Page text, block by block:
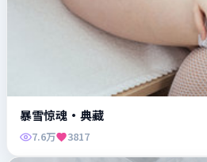
暴雪惊魂·典藏
7.6万 3817